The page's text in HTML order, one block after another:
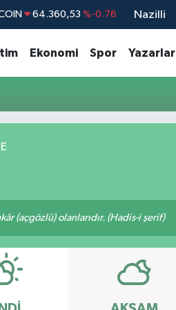
64.360,53 %-0.76
ALTIN 6574.81 %1.44
Nazilli
Ekonomi Spor Yazarlar
(açgözlü) olanlarıdır. (Hadis-i şerif)